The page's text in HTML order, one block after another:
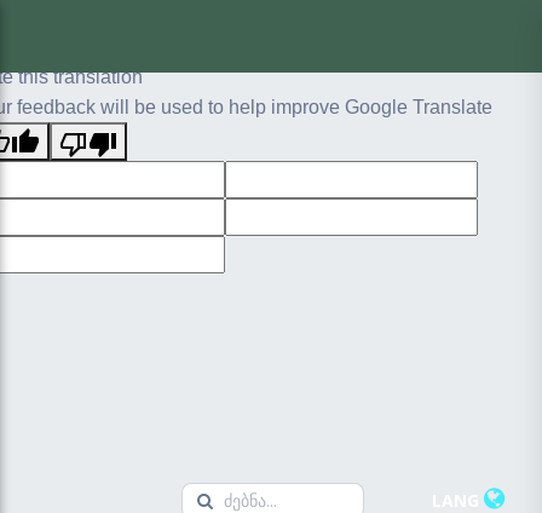
this translation
feedback will be used to help improve Google Translate